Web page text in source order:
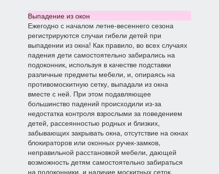
Выпадение из окон
Ежегодно с началом летне-весеннего сезона
регистрируются случаи гибели детей при
выпадении из окна! Как правило, во всех случаях
падения дети самостоятельно забирались на
подоконник, используя в качестве подставки
различные предметы мебели, и, опираясь на
противомоскитную сетку, выпадали из окна
вместе с ней. При этом подавляющее
большинство падений происходили из-за
недостатка контроля взрослыми за поведением
детей, рассеянностью родных и близких,
забывающих закрывать окна, отсутствие на окнах
блокираторов или оконных ручек-замков,
неправильной расстановкой мебели, дающей
возможность детям самостоятельно забираться
на подоконники, и наличие москитных сеток,